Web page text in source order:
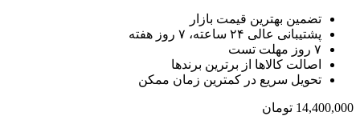
تضمین بهترین قیمت بازار
پشتیبانی عالی ۲۴ ساعته، ۷ روز هفته
۷ روز مهلت تست
اصالت کالاها از برترین برندها
تحویل سریع در کمترین زمان ممکن
14,400,000 تومان